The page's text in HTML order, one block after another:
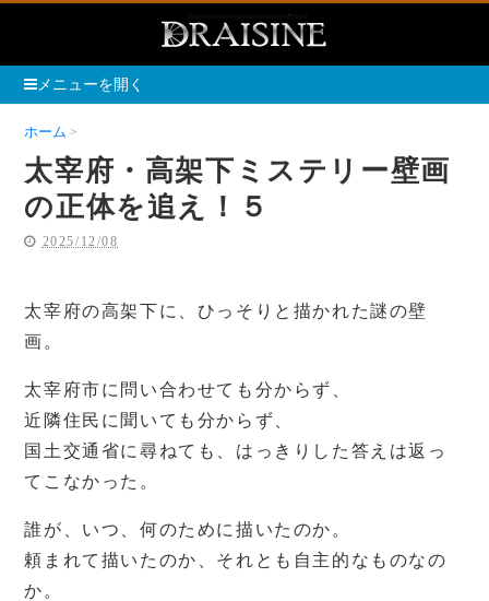
メニューを開く
ホーム
太宰府・高架下ミステリー壁画
の正体を追え！５
2025/12/08
太宰府の高架下に、ひっそりと描かれた謎の壁
画。
太宰府市に問い合わせても分からず、
近隣住民に聞いても分からず、
国土交通省に尋ねても、はっきりした答えは返っ
てこなかった。
誰が、いつ、何のために描いたのか。
頼まれて描いたのか、それとも自主的なものなの
か。